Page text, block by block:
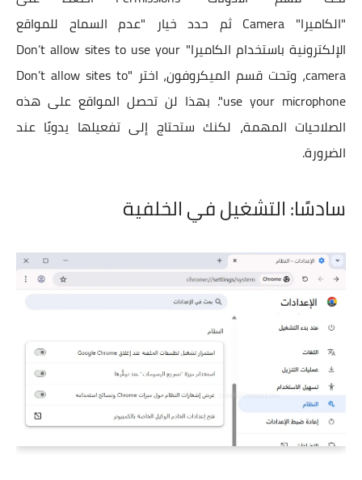
"الكاميرا" Camera ثم حدد خيار "عدم السماح للمواقع
الإلكترونية باستخدام الكاميرا" Don’t allow sites to use your
camera، وتحت قسم الميكروفون، اختر "Don’t allow sites to
use your microphone". بهذا لن تحصل المواقع على هذه
الصلاحيات المهمة، لكنك ستحتاج إلى تفعيلها يدويًا عند
الضرورة.
سادسًا: التشغيل في الخلفية